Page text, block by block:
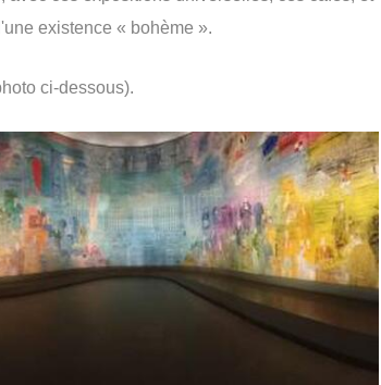
existence « bohème ».
ci-dessous).